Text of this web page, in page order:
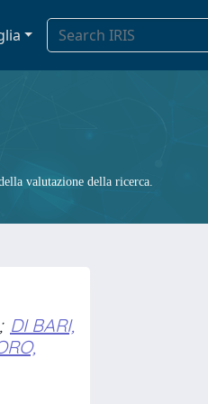
valutazione della ricerca.
; DI BARI,